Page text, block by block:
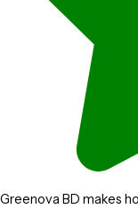
Greenova BD makes